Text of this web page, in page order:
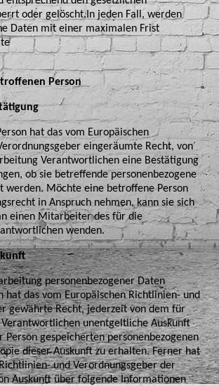
oder gelöscht.In jeden Fall, werden
Daten mit einer maximalen Frist
Person
hat das vom Europäischen
eingeräumte Recht, von
Verantwortlichen eine Bestätigung
ob sie betreffende personenbezogene
werden. Möchte eine betroffene Person
in Anspruch nehmen, kann sie sich
einen Mitarbeiter des für die
wenden.
personenbezogener Daten
hat das vom Europäischen Richtlinien- und
gewährte Recht, jederzeit von dem für
unentgeltliche Auskunft
Person gespeicherten personenbezogenen
dieser Auskunft zu erhalten. Ferner hat
und Verordnungsgeber der
Auskunft über folgende Informationen